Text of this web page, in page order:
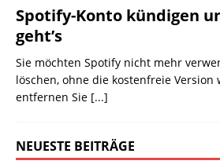
Spotify-Konto kündigen
geht’s
Sie möchten Spotify nicht mehr
löschen, ohne die kostenfreie Version
entfernen Sie [...]
NEUESTE BEITRÄGE